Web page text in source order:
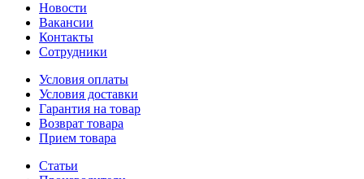
Новости
Вакансии
Контакты
Сотрудники
Условия оплаты
Условия доставки
Гарантия на товар
Возврат товара
Прием товара
Статьи